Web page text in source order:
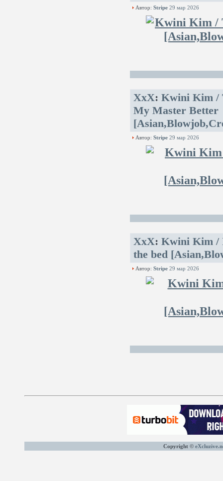
Автор: Stripe 29 мар 2026
XxX: Kwini Kim /
My Master Better
Автор: Stripe 29 мар 2026
XxX: Kwini Kim /
the bed
Автор: Stripe 29 мар 2026
Copyright ©